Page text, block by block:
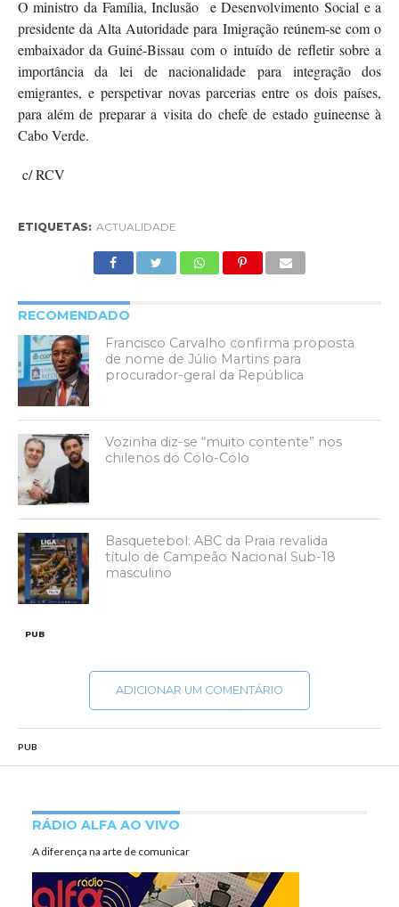
O ministro da Família, Inclusão e Desenvolvimento Social e a
presidente da Alta Autoridade para Imigração reúnem-se com o
embaixador da Guiné-Bissau com o intuído de refletir sobre a
importância da lei de nacionalidade para integração dos
emigrantes, e perspetivar novas parcerias entre os dois países,
para além de preparar a visita do chefe de estado guineense à
Cabo Verde.
c/ RCV
ETIQUETAS: ACTUALIDADE
RECOMENDADO
Francisco Carvalho confirma proposta
de nome de Júlio Martins para
procurador-geral da República
Vozinha diz-se “muito contente” nos
chilenos do Colo-Colo
Basquetebol: ABC da Praia revalida
título de Campeão Nacional Sub-18
masculino
PUB
ADICIONAR UM COMENTÁRIO
PUB
RÁDIO ALFA AO VIVO
A diferença na arte de comunicar